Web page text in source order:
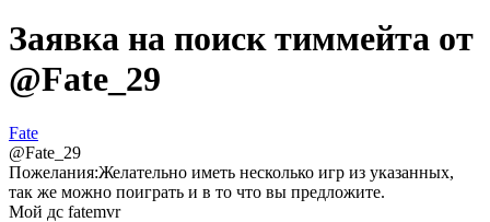
Заявка на поиск тиммейта от
@Fate_29
Fate
@Fate_29
Пожелания:Желательно иметь несколько игр из указанных,
так же можно поиграть и в то что вы предложите.
Мой дс fatemvr